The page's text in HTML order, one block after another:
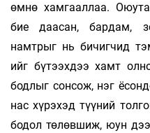
өмнө хамгааллаа.
бие даасан, бардам,
намтрыг нь бичигчид
ийг бүтээхдээ хамт
бодлыг сонсож, нэг
нас хүрэхэд түүний
бодол төлөвшиж, юун